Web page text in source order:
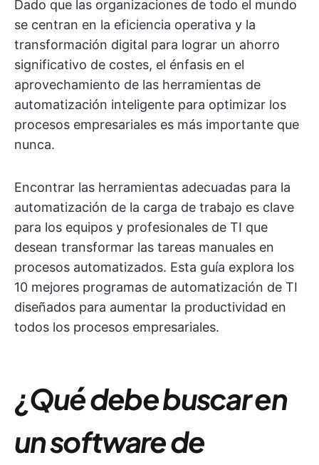
Dado que las organizaciones de todo el mundo
se centran en la eficiencia operativa y la
transformación digital para lograr un ahorro
significativo de costes, el énfasis en el
aprovechamiento de las herramientas de
automatización inteligente para optimizar los
procesos empresariales es más importante que
nunca.
Encontrar las herramientas adecuadas para la
automatización de la carga de trabajo es clave
para los equipos y profesionales de TI que
desean transformar las tareas manuales en
procesos automatizados. Esta guía explora los
10 mejores programas de automatización de TI
diseñados para aumentar la productividad en
todos los procesos empresariales.
¿Qué debe buscar en
un software de